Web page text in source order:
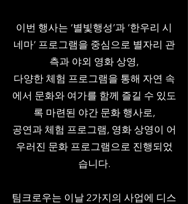
이번 행사는 ‘별빛행성’과 ‘한우리 시
네마’ 프로그램을 중심으로 별자리 관
측과 야외 영화 상영,
다양한 체험 프로그램을 통해 자연 속
에서 문화와 여가를 함께 즐길 수 있도
록 마련된 야간 문화 행사로,
공연과 체험 프로그램, 영화 상영이 어
우러진 문화 프로그램으로 진행되었
습니다.
팀크로우는 이날 2가지의 사업에 디스